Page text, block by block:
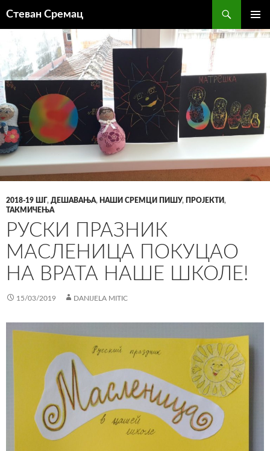
Стеван Сремац
САДРЖАЈ
2018-19 ШГ, ДЕШАВАЊА, НАШИ СРЕМЦИ ПИШУ, ПРОЈЕКТИ,
ТАКМИЧЕЊА
РУСКИ ПРАЗНИК
МАСЛЕНИЦА ПОКУЦАО
НА ВРАТА НАШЕ ШКОЛЕ!
15/03/2019 DANIJELA MITIC